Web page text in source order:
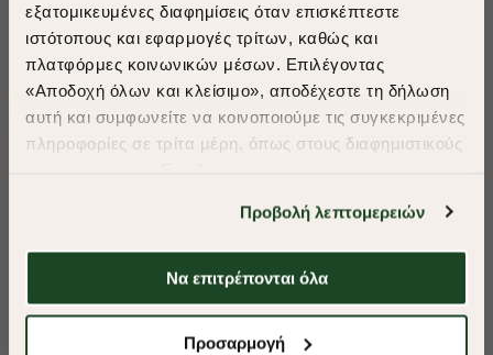
εξατομικευμένες διαφημίσεις όταν επισκέπτεστε
ιστότοπους και εφαρμογές τρίτων, καθώς και
πλατφόρμες κοινωνικών μέσων. Επιλέγοντας
«Αποδοχή όλων και κλείσιμο», αποδέχεστε τη δήλωση
αυτή και συμφωνείτε να κοινοποιούμε τις συγκεκριμένες
πληροφορίες σε τρίτα μέρη, όπως στους διαφημιστικούς
απαιτούμενα cookies» και θα περιοριστούμε
στα cookies και τις τεχνολογίες που είναι απολύτως
απαραίτητα για την ασφαλή απόδοση και
λειτουργικότητα της ιστοσελίδας μας. Ωστόσο, λάβετε
Προβολή λεπτομερειών
Να επιτρέπονται όλα
Προσαρμογή
-40% -40%
​
A Season of Style
SUMMER SALE
Shop Now